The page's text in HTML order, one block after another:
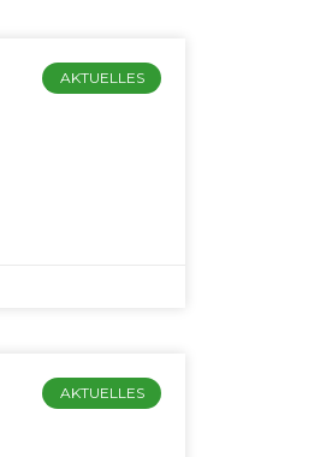
AKTUELLES
AKTUELLES